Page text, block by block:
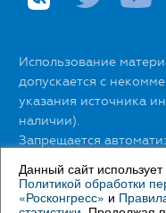
Использование
допускается с
указания источника
наличии).
Запрещается
размещенной
официального
Данный сайт
Политикой обработки
«Росконгресс» и